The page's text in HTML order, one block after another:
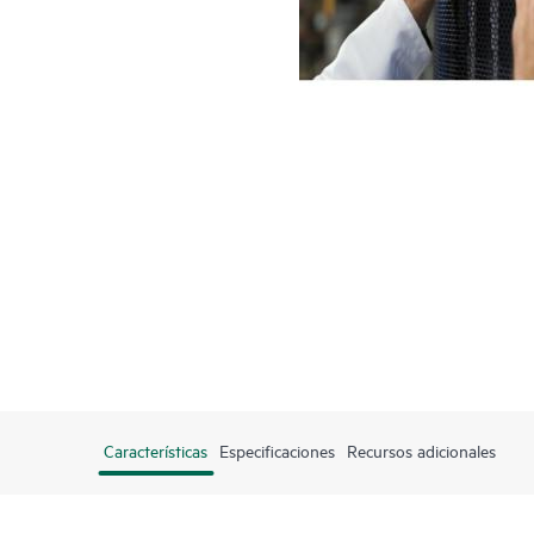
Características Especificaciones Recursos adicionales